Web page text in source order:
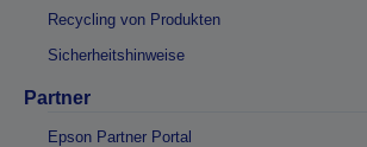
Recycling von Produkten
Sicherheitshinweise
Partner
Epson Partner Portal